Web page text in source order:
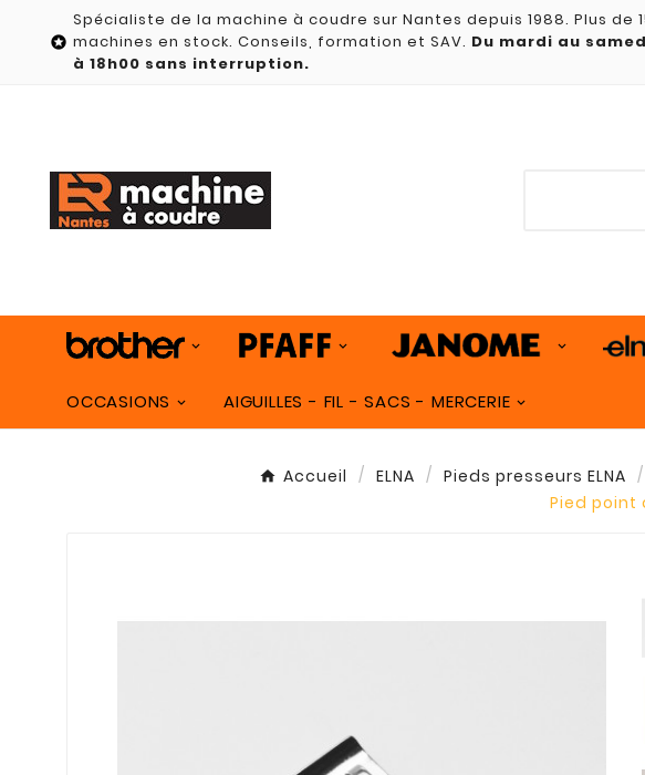

Spécialiste de la machine à coudre sur Nantes depuis 1988. Plus de
machines en stock. Conseils, formation et SAV. Du mardi au
à 18h00 sans interruption.
OCCASIONS AIGUILLES - FIL - SACS - MERCERIE
Accueil ELNA Pieds presseurs ELNA
Pied point